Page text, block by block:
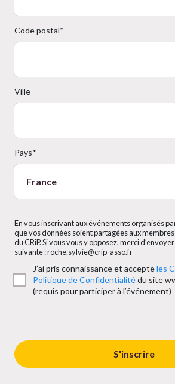
Code postal*
Ville
Pays*
En vous inscrivant aux événements organisés
que vos données soient partagées aux
du CRiP. Si vous vous y opposez, merci
suivante : roche.sylvie@crip-asso.fr
J’ai pris connaissance et accepteles
Politique de Confidentialitédu site
(requis pour participer à l’événement)
S'inscrire